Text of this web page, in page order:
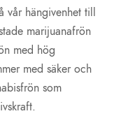
vår hängivenhet till
marijuanafrön
med hög
med säker och
som